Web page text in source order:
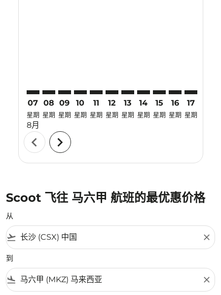
07
星期
8月
08
星期
09
星期
10
星期
11
星期
12
星期
13
星期
14
星期
15
星期
16
星期
17
星期
chevron_left chevron_right
Scoot 飞往 马六甲 航班的最优惠价格
从
flight_takeoff close
到
flight_land close